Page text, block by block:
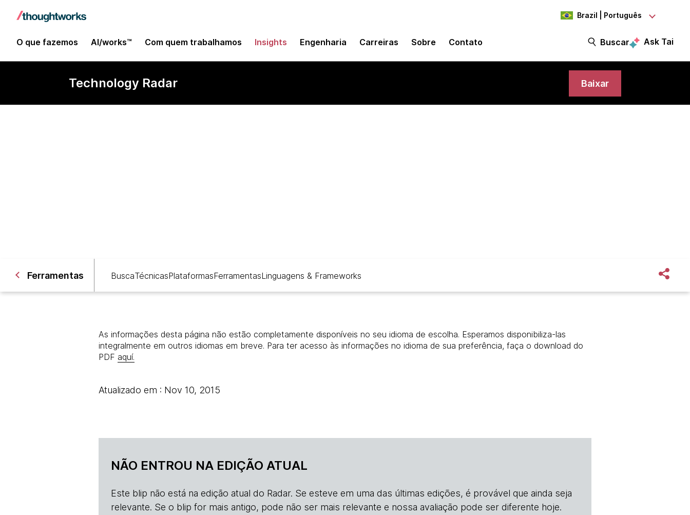
Brazil | Português
O que fazemos AI/works™ Com quem trabalhamos Insights Engenharia Carreiras Sobre Contato Buscar Ask Tai
Technology Radar Baixar
Ferramentas BuscaTécnicasPlataformasFerramentasLinguagens & Frameworks
As informações desta página não estão completamente disponíveis no seu idioma de escolha. Esperamos disponibiliza-las
integralmente em outros idiomas em breve. Para ter acesso às informações no idioma de sua preferência, faça o download do
PDF aquí.
Atualizado em : Nov 10, 2015
NÃO ENTROU NA EDIÇÃO ATUAL
Este blip não está na edição atual do Radar. Se esteve em uma das últimas edições, é provável que ainda seja
relevante. Se o blip for mais antigo, pode não ser mais relevante e nossa avaliação pode ser diferente hoje.